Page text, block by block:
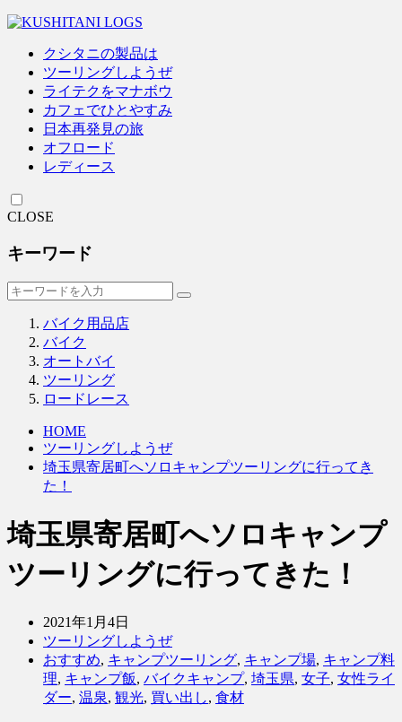
クシタニの製品は
ツーリングしようぜ
ライテクをマナボウ
カフェでひとやすみ
日本再発見の旅
オフロード
レディース
CLOSE
キーワード
バイク用品店
バイク
オートバイ
ツーリング
ロードレース
HOME
ツーリングしようぜ
埼玉県寄居町へソロキャンプツーリングに行ってき
た！
埼玉県寄居町へソロキャンプ
ツーリングに行ってきた！
2021年1月4日
ツーリングしようぜ
おすすめ, キャンプツーリング, キャンプ場, キャンプ料
理, キャンプ飯, バイクキャンプ, 埼玉県, 女子, 女性ライ
ダー, 温泉, 観光, 買い出し, 食材